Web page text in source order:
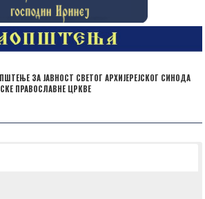
ЗА ЈАВНОСТ СВЕТОГ АРХИЈЕРЕЈСКОГ СИНОДА
ПРАВОСЛАВНЕ ЦРКВЕ